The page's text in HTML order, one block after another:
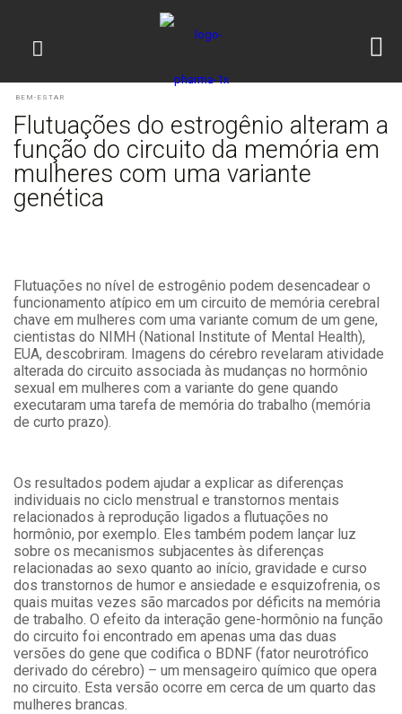
BEM-ESTAR
Flutuações do estrogênio alteram a
função do circuito da memória em
mulheres com uma variante
genética
Flutuações no nível de estrogênio podem desencadear o
funcionamento atípico em um circuito de memória cerebral
chave em mulheres com uma variante comum de um gene,
cientistas do NIMH (National Institute of Mental Health),
EUA, descobriram. Imagens do cérebro revelaram atividade
alterada do circuito associada às mudanças no hormônio
sexual em mulheres com a variante do gene quando
executaram uma tarefa de memória do trabalho (memória
de curto prazo).
Os resultados podem ajudar a explicar as diferenças
individuais no ciclo menstrual e transtornos mentais
relacionados à reprodução ligados a flutuações no
hormônio, por exemplo. Eles também podem lançar luz
sobre os mecanismos subjacentes às diferenças
relacionadas ao sexo quanto ao início, gravidade e curso
dos transtornos de humor e ansiedade e esquizofrenia, os
quais muitas vezes são marcados por déficits na memória
de trabalho. O efeito da interação gene-hormônio na função
do circuito foi encontrado em apenas uma das duas
versões do gene que codifica o BDNF (fator neurotrófico
derivado do cérebro) – um mensageiro químico que opera
no circuito. Esta versão ocorre em cerca de um quarto das
mulheres brancas.